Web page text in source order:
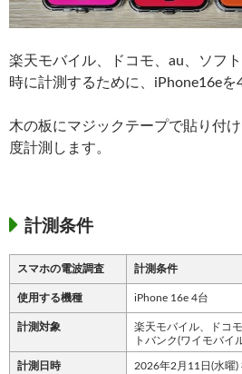
楽天モバイル、ドコモ、au、ソフ
時に計測するために、iPhone16eを
木の板にマジックテープで貼り付
度計測します。
計測条件
スマホの電波調査 計測条件
使用する機種 iPhone 16e 4台
計測対象
楽天モバイル、ドコ
トバンク(ワイモバイ
計測日時 2026年2月11日(水曜)